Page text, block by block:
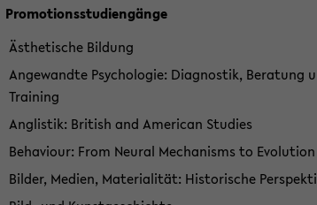
Promotionsstudiengänge
Ästhetische Bildung
Angewandte Psychologie: Diagnostik, Beratung
Training
Anglistik: British and American Studies
Behaviour: From Neural Mechanisms to Evolution
Bilder, Medien, Materialität: Historische